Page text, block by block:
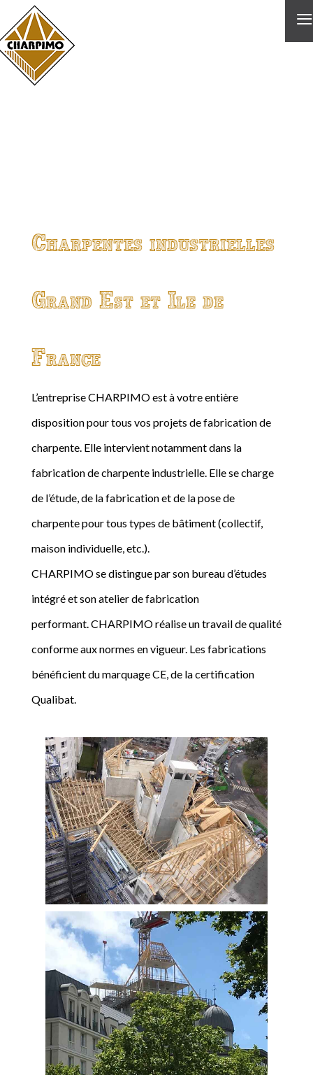
≡
Charpentes industrielles
Grand Est et Ile de
France
L’entreprise CHARPIMO est à votre entière
disposition pour tous vos projets de fabrication de
charpente. Elle intervient notamment dans la
fabrication de charpente industrielle. Elle se charge
de l’étude, de la fabrication et de la pose de
charpente pour tous types de bâtiment (collectif,
maison individuelle, etc.).
CHARPIMO se distingue par son bureau d’études
intégré et son atelier de fabrication
performant. CHARPIMO réalise un travail de qualité
conforme aux normes en vigueur. Les fabrications
bénéficient du marquage CE, de la certification
Qualibat.